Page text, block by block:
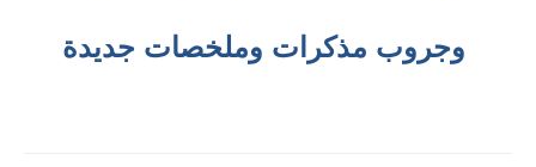
وجروب مذكرات وملخصات جديدة